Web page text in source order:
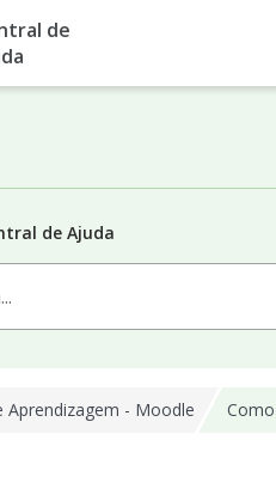
de
de Ajuda
Aprendizagem - Moodle​